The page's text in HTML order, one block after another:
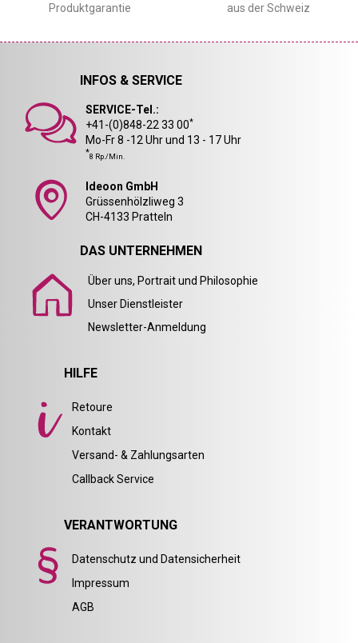
Produktgarantie
aus der Schweiz
INFOS & SERVICE
SERVICE-Tel.:
+41-(0)848-22 33 00*
Mo-Fr 8 -12 Uhr und 13 - 17 Uhr
*8 Rp./Min.
Ideoon GmbH
Grüssenhölzliweg 3
CH-4133 Pratteln
DAS UNTERNEHMEN
Über uns, Portrait und Philosophie
Unser Dienstleister
Newsletter-Anmeldung
HILFE
Retoure
Kontakt
Versand- & Zahlungsarten
Callback Service
VERANTWORTUNG
Datenschutz und Datensicherheit
Impressum
AGB